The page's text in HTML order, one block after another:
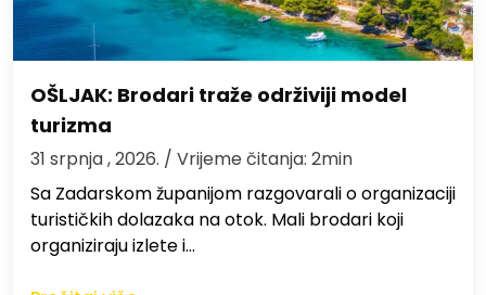
OŠLJAK: Brodari traže održiviji model
turizma
31 srpnja , 2026. / Vrijeme čitanja: 2min
Sa Zadarskom županijom razgovarali o organizaciji
turističkih dolazaka na otok. Mali brodari koji
organiziraju izlete i…